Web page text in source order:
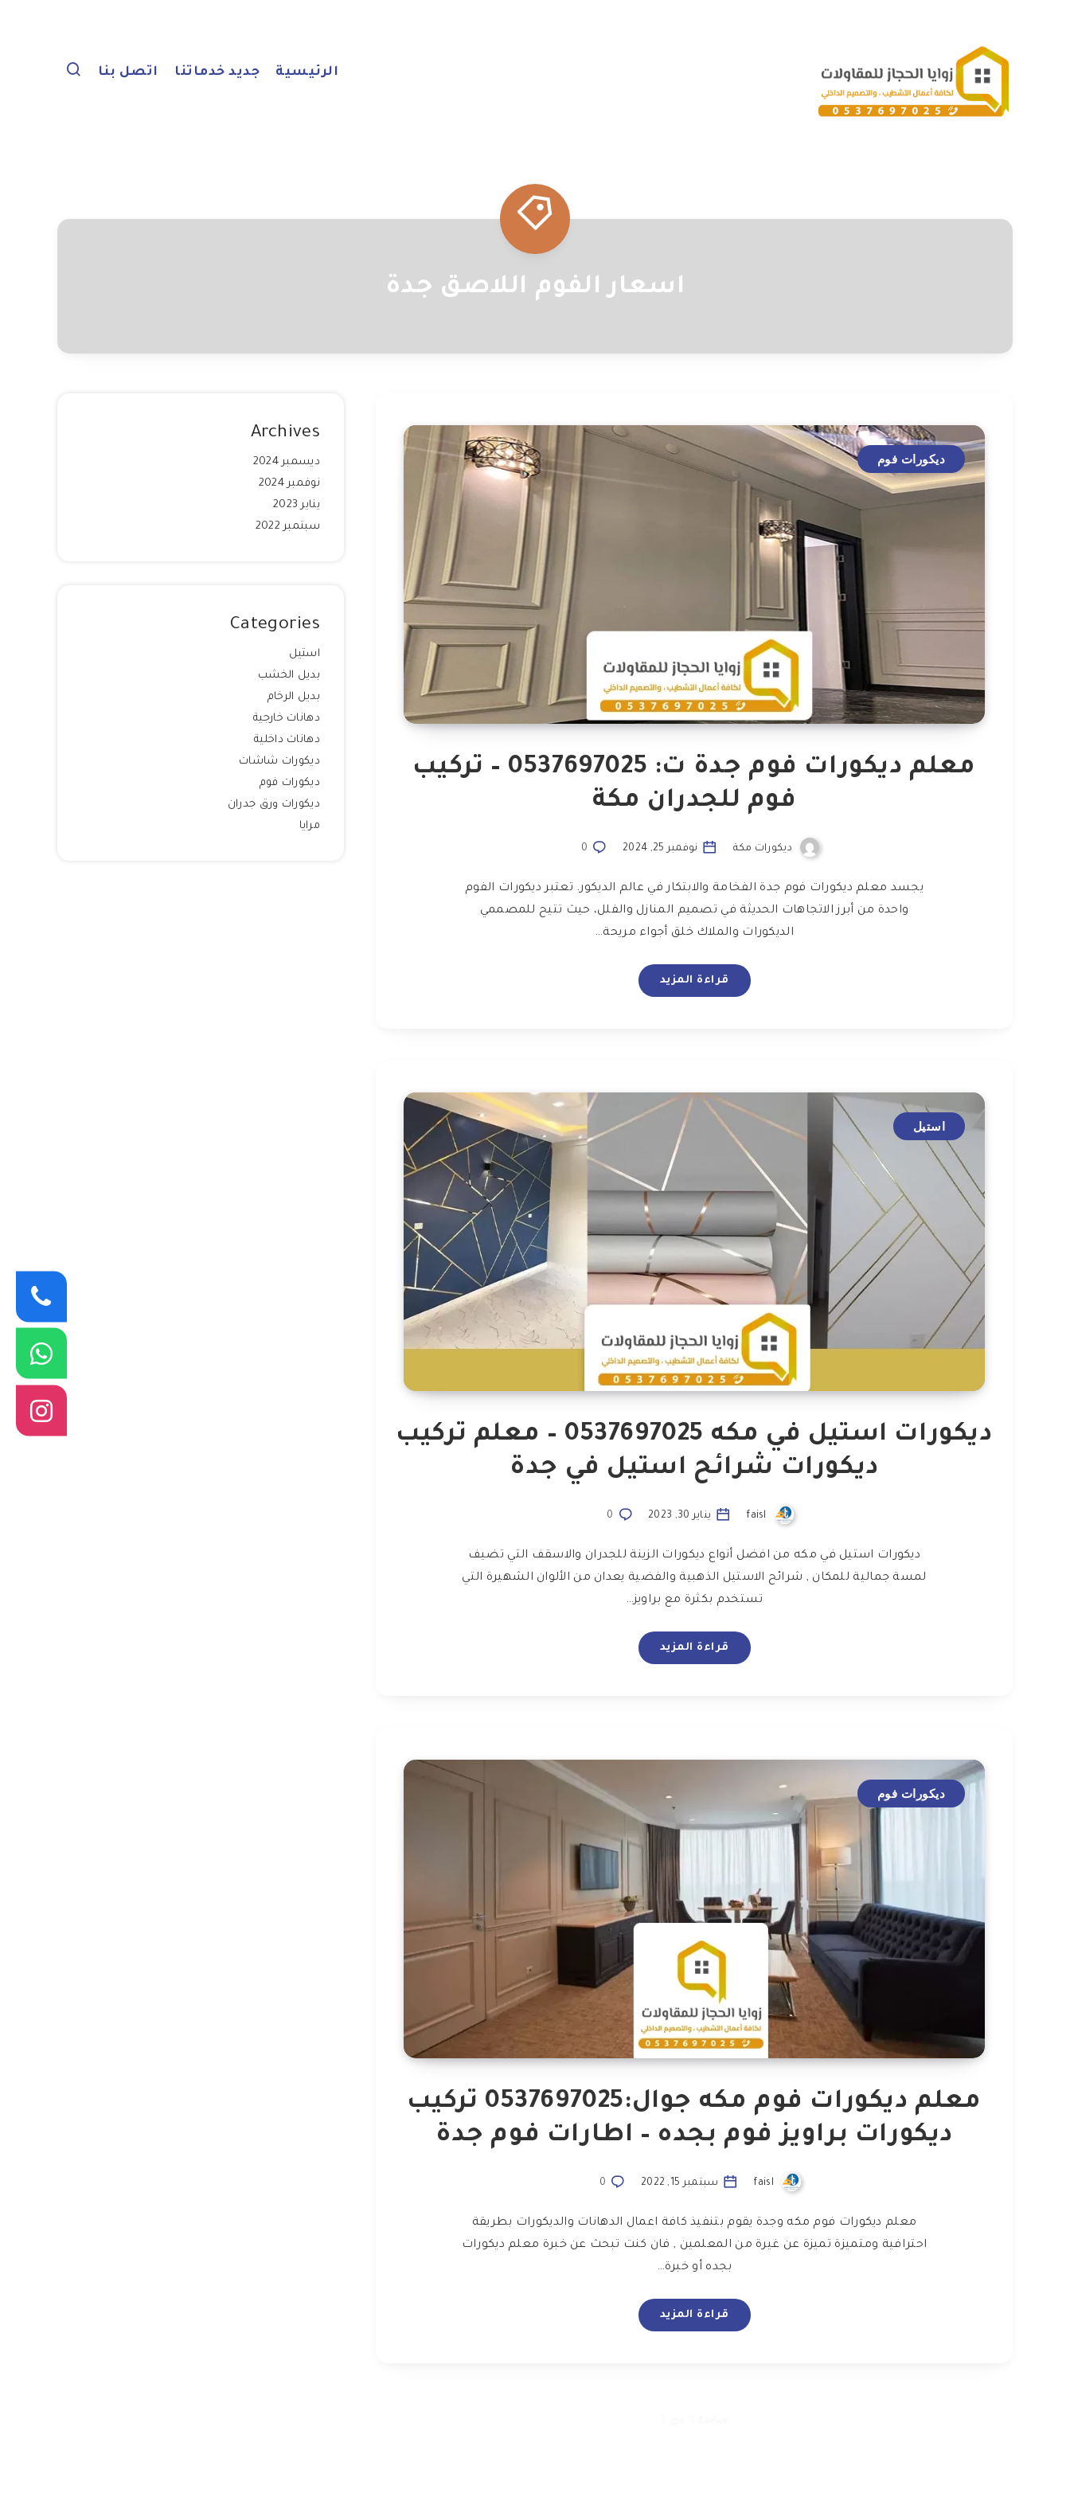
الرئيسية جديد خدماتنا اتصل بنا
اسعار الفوم اللاصق جدة
ديكورات فوم
معلم ديكورات فوم جدة ت: 0537697025 – تركيب
فوم للجدران مكة
ديكورات مكة نوفمبر 25, 2024 0
يجسد معلم ديكورات فوم جدة الفخامة والابتكار في عالم الديكور. تعتبر ديكورات الفوم
واحدة من أبرز الاتجاهات الحديثة في تصميم المنازل والفلل، حيث تتيح للمصممي
الديكورات والملاك خلق أجواء مريحة…
قراءة المزيد
استيل
ديكورات استيل في مكه 0537697025 – معلم تركيب
ديكورات شرائح استيل في جدة
faisl يناير 30, 2023 0
ديكورات استيل في مكه من افضل أنواع ديكورات الزينة للجدران والاسقف التي تضيف
لمسة جمالية للمكان , شرائح الاستيل الذهبية والفضية يعدان من الألوان الشهيرة التي
تستخدم بكثرة مع براويز…
قراءة المزيد
ديكورات فوم
معلم ديكورات فوم مكه جوال:0537697025 تركيب
ديكورات براويز فوم بجده – اطارات فوم جدة
faisl سبتمبر 15, 2022 0
معلم ديكورات فوم مكه وجدة يقوم بتنفيذ كافة اعمال الدهانات والديكورات بطريقة
احترافية ومتميزة تميزة عن غيرة من المعلمين , فان كنت تبحث عن خبرة معلم ديكورات
بجده أو خبرة…
قراءة المزيد
Archives
ديسمبر 2024
نوفمبر 2024
يناير 2023
سبتمبر 2022
Categories
استيل
بديل الخشب
بديل الرخام
دهانات خارجية
دهانات داخلية
ديكورات شاشات
ديكورات فوم
ديكورات ورق جدران
مرايا